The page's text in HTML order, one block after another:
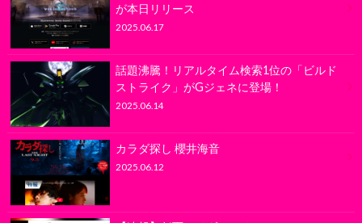
が本日リリース
2025.06.17
話題沸騰！リアルタイム検索1位の「ビルド
ストライク」がGジェネに登場！
2025.06.14
カラダ探し 櫻井海音
2025.06.12